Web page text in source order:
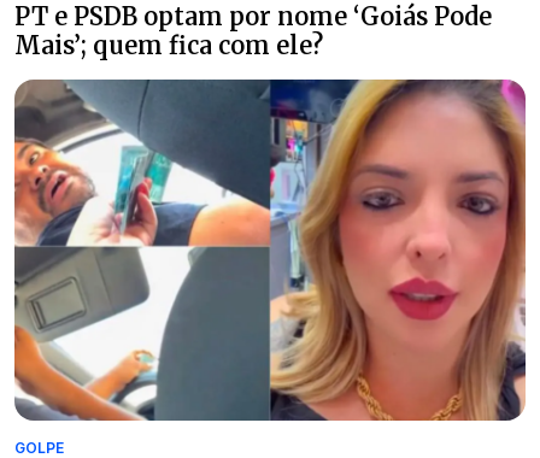
PT e PSDB optam por nome ‘Goiás Pode
Mais’; quem fica com ele?
GOLPE